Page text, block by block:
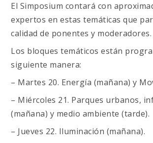
El Simposium contará con
expertos en estas temáticas que
calidad de ponentes y moderadores.
Los bloques temáticos están
siguiente manera:
– Martes 20. Energía (mañana) y
– Miércoles 21. Parques urbanos,
(mañana) y medio ambiente (tarde).
– Jueves 22. Iluminación (mañana).